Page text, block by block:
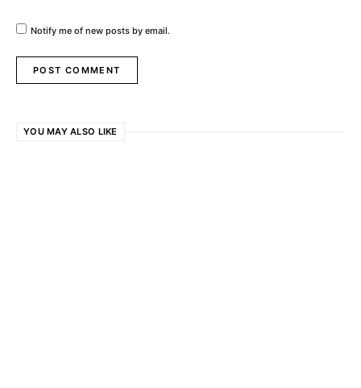
Notify me of new posts by email.
YOU MAY ALSO LIKE